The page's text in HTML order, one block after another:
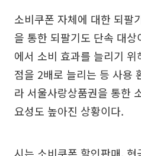
소비쿠폰 자체에 대한 되팔
을 통한 되팔기도 단속 대
에서 소비 효과를 늘리기
점을 2배로 늘리는 등 사용
라 서울사랑상품권을 통한
요성도 높아진 상황이다.